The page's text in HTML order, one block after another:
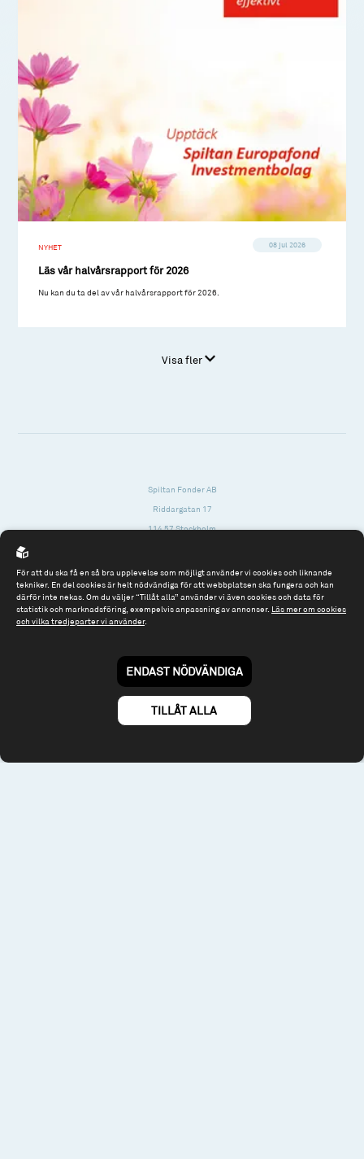
NYHET 08 jul 2026
Läs vår halvårsrapport för 2026
Nu kan du ta del av vår halvårsrapport för 2026.
Visa fler
Spiltan Fonder AB
Riddargatan 17
114 57 Stockholm
Tel: 08 - 545 813 40
Till spiltan.se
© 2026 - Spiltan Fonder AB
By Sphinxly
För att du ska få en så bra upplevelse som möjligt använder vi cookies och liknande
tekniker. En del cookies är helt nödvändiga för att webbplatsen ska fungera och kan
därför inte nekas. Om du väljer “Tillåt alla” använder vi även cookies och data för
statistik och marknadsföring, exempelvis anpassning av annonser. Läs mer om cookies
och vilka tredjeparter vi använder.
ENDAST NÖDVÄNDIGA
TILLÅT ALLA